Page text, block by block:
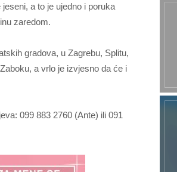
a to je ujedno i poruka
zaredom.
gradova, u Zagrebu, Splitu,
a vrlo je izvjesno da će i
099 883 2760 (Ante) ili 091